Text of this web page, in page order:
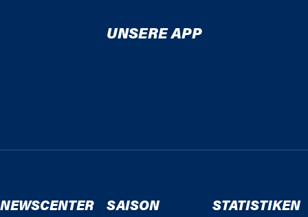
UNSERE APP
NEWSCENTER SAISON STATISTIKEN